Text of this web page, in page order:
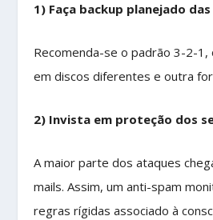
1) Faça backup planejado
Recomenda-se o padrão 3-2-1,
em discos diferentes e outra
2) Invista em proteção dos
A maior parte dos ataques
mails. Assim, um anti-spam
regras rígidas associado à